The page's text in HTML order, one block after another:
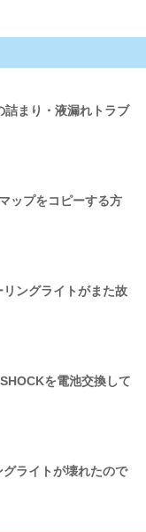
まり・液漏れトラブ
ップをコピーする方
ングライトがまた故
を電池交換して
ライトが壊れたので